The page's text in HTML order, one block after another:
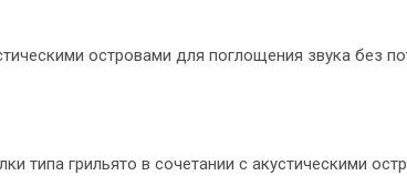
островами для поглощения звука без
типа грильято в сочетании с акустическими